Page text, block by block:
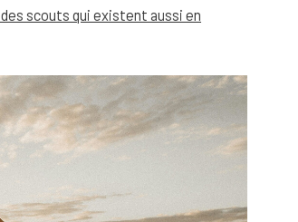
scouts qui existent aussi en